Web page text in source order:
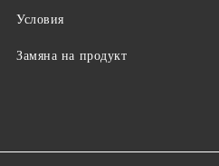
Условия
Замяна на продукт